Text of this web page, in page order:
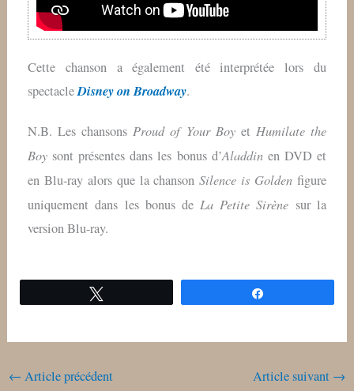
Cette chanson a également été interprétée lors du
spectacleDisney on Broadway.
N.B. Les chansonsProud of Your Boyet Humilate the
Boy sont présentes dans les bonus d’Aladdinen DVD et
en Blu-ray alors que la chansonSilence is Goldenfigure
uniquement dans les bonus deLa Petite Sirène sur la
version Blu-ray.
← Article précédent Article suivant →